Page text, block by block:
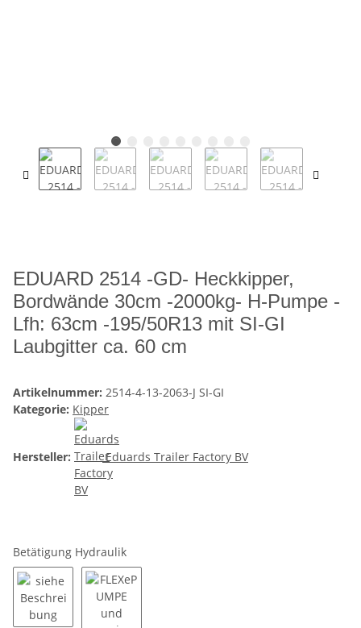
EDUARD 2514 -GD- Heckkipper,
Bordwände 30cm -2000kg- H-Pumpe -
Lfh: 63cm -195/50R13 mit SI-GI
Laubgitter ca. 60 cm
Artikelnummer: 2514-4-13-2063-J SI-GI
Kategorie: Kipper
Hersteller: Eduards Trailer Factory BV
Betätigung Hydraulik